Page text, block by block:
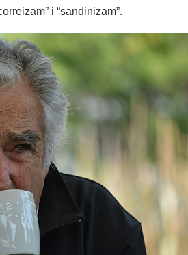
i “sandinizam”.